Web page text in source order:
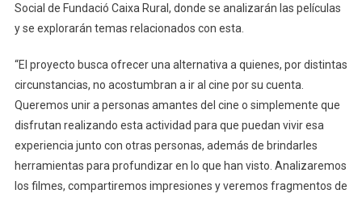
Social de Fundació Caixa Rural, donde se analizarán las películas
y se explorarán temas relacionados con esta.
“El proyecto busca ofrecer una alternativa a quienes, por distintas
circunstancias, no acostumbran a ir al cine por su cuenta.
Queremos unir a personas amantes del cine o simplemente que
disfrutan realizando esta actividad para que puedan vivir esa
experiencia junto con otras personas, además de brindarles
herramientas para profundizar en lo que han visto. Analizaremos
los filmes, compartiremos impresiones y veremos fragmentos de